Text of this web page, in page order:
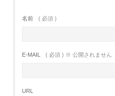
名前 ( 必須 )
E-MAIL ( 必須 ) ※ 公開されません
URL